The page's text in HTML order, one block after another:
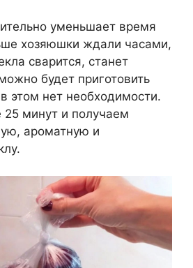
уменьшает время
хозяюшки ждали часами,
сварится, станет
будет приготовить
этом нет необходимости.
25 минут и получаем
ароматную и